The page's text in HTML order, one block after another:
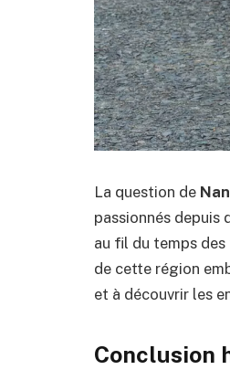
La question de
passionnés depuis
au fil du temps
de cette région
et à découvrir les
Conclusion